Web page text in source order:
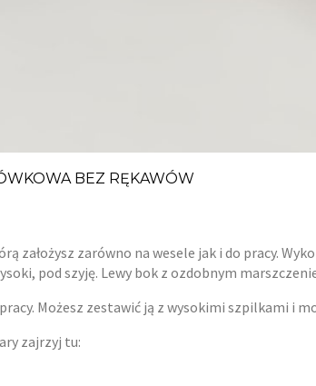
BEZ RĘKAWÓW
założysz zarówno na wesele jak i do pracy.
pod szyję. Lewy bok z ozdobnym
Możesz zestawić ją z wysokimi szpilkami i
zajrzyj tu: